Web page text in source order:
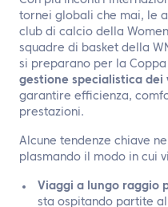
tornei globali che mai, le
club di calcio della
squadre di basket della
si preparano per la
gestione specialistica dei
garantire efficienza,
prestazioni.
Alcune tendenze chiave
plasmando il modo in cui
Viaggi a lungo raggio
sta ospitando partite